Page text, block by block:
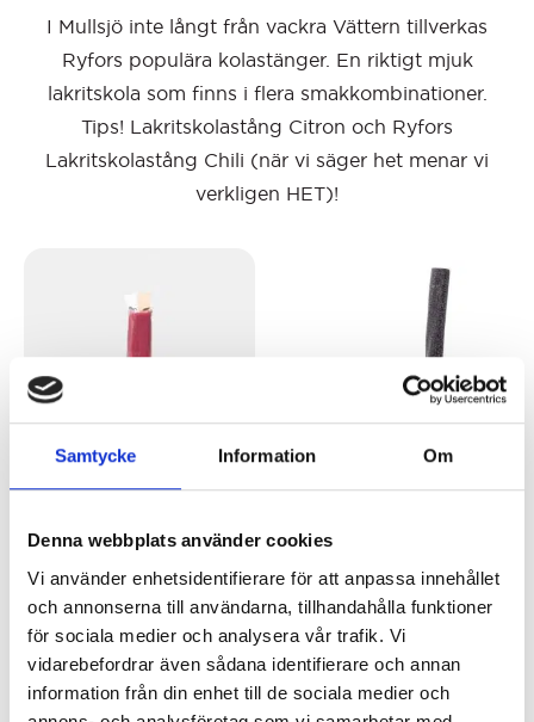
Samtycke Information Om
Denna webbplats använder cookies
Vi använder enhetsidentifierare för att anpassa innehållet
och annonserna till användarna, tillhandahålla funktioner
för sociala medier och analysera vår trafik. Vi
vidarebefordrar även sådana identifierare och annan
information från din enhet till de sociala medier och
I Mullsjö inte långt från vackra Vättern tillverkas
Ryfors populära kolastänger. En riktigt mjuk
lakritskola som finns i flera smakkombinationer.
Tips! Lakritskolastång Citron och Ryfors
Lakritskolastång Chili (när vi säger het menar vi
verkligen HET)!
Hallon/Salmiakkola
27kr
VISA KÖP